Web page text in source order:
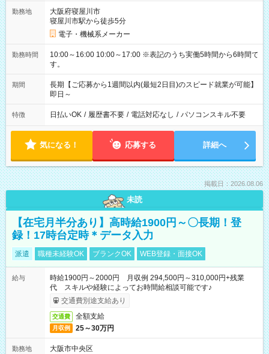
勤務地
大阪府寝屋川市
寝屋川市駅から徒歩5分
電子・機械系メーカー
勤務時間
10:00～16:00 10:00～17:00 ※表記のうち実働5時間から6時間で
す。
期間
長期【ご応募から1週間以内(最短2日目)のスピード就業が可能】
即日～
特徴 日払いOK / 履歴書不要 / 電話対応なし / パソコンスキル不要
気になる！ 応募する 詳細へ
掲載日：2026.08.06
未読
【在宅月半分あり】高時給1900円～〇長期！登
録！17時台定時＊データ入力
派遣 職種未経験OK ブランクOK WEB登録・面接OK
給与
時給1900円～2000円 月収例 294,500円～310,000円+残業
代 スキルや経験によってお時間給相談可能です♪
交通費別途支給あり
交通費 全額支給
月収例 25～30万円
勤務地
大阪市中央区